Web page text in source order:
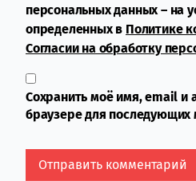
персональных данных – на
определенных в Политике
Согласии на обработку
Сохранить моё имя, email и
браузере для последующих